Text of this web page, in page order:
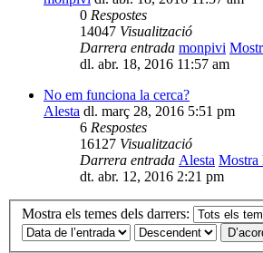
0 Respostes
14047 Visualització
Darrera entrada monpivi
dl. abr. 18, 2016 11:57 am
No em funciona la cerca?
Alesta dl. març 28, 2016 5:51 pm
6 Respostes
16127 Visualització
Darrera entrada Alesta Mostra
dt. abr. 12, 2016 2:21 pm
Mostra els temes dels darrers: